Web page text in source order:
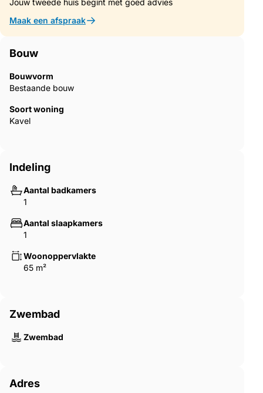
Jouw tweede huis begint met goed advies
Maak een afspraak
Bouw
Bouwvorm
Bestaande bouw
Soort woning
Kavel
Indeling
Aantal badkamers
1
Aantal slaapkamers
1
Woonoppervlakte
65 m²
Zwembad
Zwembad
Adres